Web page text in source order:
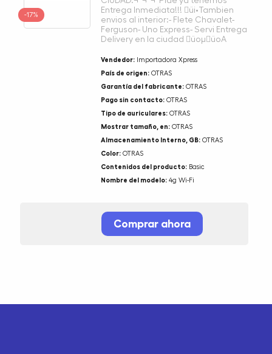
-17%
Entrega Inmediata!!! üi•Tambien
envios al interior:- Flete Chavalet-
Ferguson- Uno Express- Servi Entrega
Delivery en la ciudad üoµüoA
Vendedor: Importadora Xpress
País de origen: OTRAS
Garantía del fabricante: OTRAS
Pago sin contacto: OTRAS
Tipo de auriculares: OTRAS
Mostrar tamaño, en: OTRAS
Almacenamiento Interno, GB: OTRAS
Color: OTRAS
Contenidos del producto: Basic
Nombre del modelo: 4g Wi-Fi
Comprar ahora